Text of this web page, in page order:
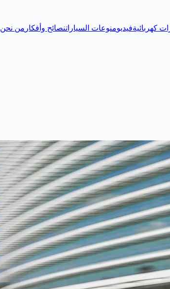
كهربائيةفيديومنوعات السياراتنصائح وأفكار من نحن